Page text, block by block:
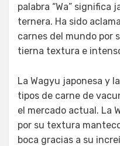
palabra “Wa” significa
ternera. Ha sido
carnes del mundo por
tierna textura e
La Wagyu japonesa y
tipos de carne de
el mercado actual. La
por su textura
boca gracias a su